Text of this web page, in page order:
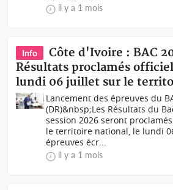
il y a 1 mois
Info
Côte d'Ivoire : BAC
Résultats proclamés
lundi 06 juillet sur le
Lancement des épreuves du
(DR)&nbsp;Les Résultats du
session 2026 seront
le territoire national, le lundi
épreuves écr...
il y a 1 mois